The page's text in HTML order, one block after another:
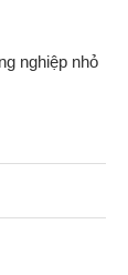
nghiệp nhỏ